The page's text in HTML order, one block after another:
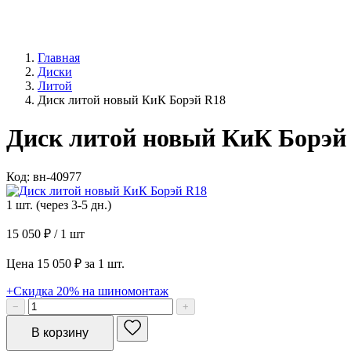
Главная
Диски
Литой
Диск литой новый КиК Борэй R18
Диск литой новый КиК Борэй
Код: вн-40977
1 шт. (через 3-5 дн.)
15 050 ₽ / 1 шт
Цена 15 050 ₽ за 1 шт.
+Скидка 20% на шиномонтаж
− +
В корзину